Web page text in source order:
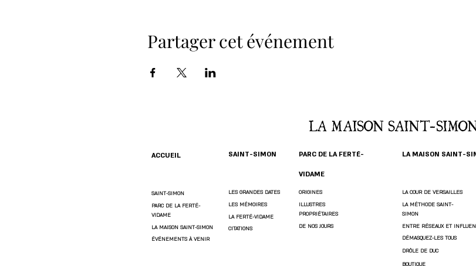
Partager cet événement
LA MAISON SAINT-
ACCUEIL
SAINT-SIMON
PARC DE LA FERTÉ-
VIDAME
LA MAISON SAINT-SIMON
ÉVÉNEMENTS À VENIR
SAINT-SIMON PARC DE LA FERTÉ-
VIDAME
LES GRANDES DATES
LES MÉMOIRES
LA FERTÉ-VIDAME
CITATIONS
ORIGINES
ILLUSTRES
PROPRIÉTAIRES
DE NOS JOURS
LA MAISON SAINT-
LA COUR DE VERSAILLES
LA MÉTHODE SAINT-
SIMON
ENTRE RÉSEAUX ET
DÉMASQUEZ-LES TOUS
DRÔLE DE DUC
BOUTIQUE